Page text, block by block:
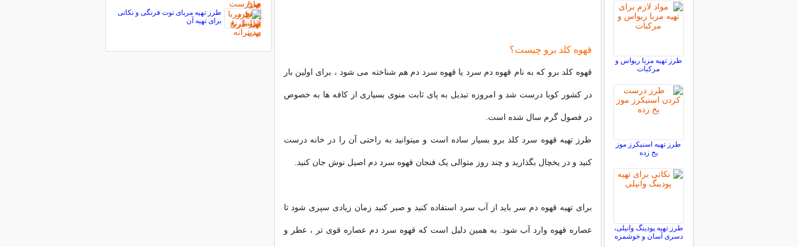
قهوه کلد برو چیست؟
قهوه کلد برو که به نام قهوه دم سرد یا قهوه سرد دم هم شناخته می شود ، برای اولین بار
در کشور کوبا درست شد و امروزه تبدیل به پای ثابت منوی بسیاری از کافه ها به خصوص
در فصول گرم سال شده است.
طرز تهیه قهوه سرد کلد برو بسیار ساده است و میتوانید به راحتی آن را در خانه درست
کنید و در یخچال بگذارید و چند روز متوالی یک فنجان قهوه سرد دم اصیل نوش جان کنید.
برای تهیه قهوه دم سر باید از آب سرد استفاده کنید و صبر کنید زمان زیادی سپری شود تا
عصاره قهوه وارد آب شود. به همین دلیل است که قهوه سرد دم عصاره قوی تر ، عطر و
طرز تهیه مربا ریواس و
مرکبات
طرز تهیه اسنیکرز موز
یخ زده
طرز تهیه پودینگ وانیلی،
دسری آسان و خوشمزه
طرز تهیه مربای توت فرنگی و نکاتی
برای تهیه آن